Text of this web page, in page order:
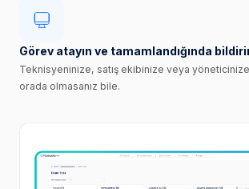
Görev atayın ve tamamlandığında
Teknisyeninize, satış ekibinize veya
orada olmasanız bile.